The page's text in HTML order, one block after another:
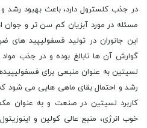
در جذب کلسترول دارد، باعث بهبود رشد
مسئله در مورد آبزیان کم سن تر و جوان
این جانوران در تولید فسفولیپید
گوارش آن ها نابالغ بوده و در جذب مواد
لسیتین به عنوان منبعی برای
رشد و احتمال بقای ماهی هایی می شود که
کاربرد لسیتین در صنعت و به عنوان
خوب انرژی، منبع عالی کولین و